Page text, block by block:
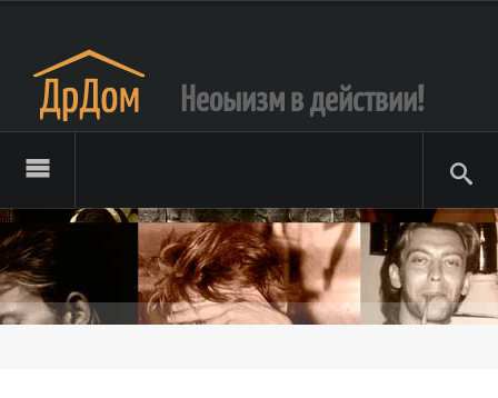
Неоыизм в действии!